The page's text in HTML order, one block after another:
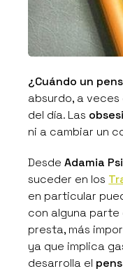
¿Cuándo un
absurdo, a
del día. Las
ni a cambiar un
DesdeAdamia
suceder en los
en particular
con alguna
presta, más
ya que implica
desarrolla el